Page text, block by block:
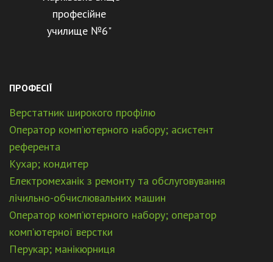
професійне
училище №6"
ПРОФЕСІЇ
Верстатник широкого профілю
Оператор комп’ютерного набору; асистент
референта
Кухар; кондитер
Електромеханік з ремонту та обслуговування
лічильно-обчислювальних машин
Оператор комп’ютерного набору; оператор
комп’ютерної верстки
Перукар; манікюрниця